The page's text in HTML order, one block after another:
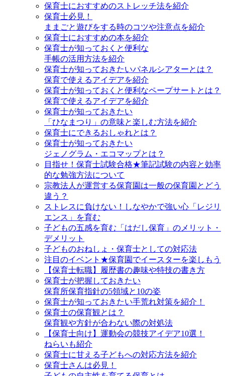
保育士におすすめのストレッチ法を紹介
保育士必見！
ままごと遊びをする時のコツや注意点を紹介
保育士におすすめの本を紹介
保育士が知っておくと便利な
手帳の活用方法を紹介
保育士が知っておきたいパネルシアターとは？
保育で使えるアイデアを紹介
保育士が知っておくと便利なペープサートとは？
保育で使えるアイデアを紹介
保育士が知っておきたい
「ひなまつり」の意味と楽しむ方法を紹介
保育士にできるおしゃれとは？
保育士が知っておきたい
ジェノグラム・エコマップとは？
目指せ！保育士試験合格★筆記試験の内容と効率
的な勉強方法について
宗教法人が運営する保育園は一般の保育園とどう
違う？
ストレスに負けない！しなやかで強い心「レジリ
エンス」を育む
子どもの五感を育む「はだし保育」のメリット・
デメリット
子どものおねしょ・保育士としての対応法
注目のイベント★保育園でイースターを楽しもう
【保育士転職】履歴書の趣味や特技の書き方
保育士が把握しておきたい
保育所保育指針の5領域と10の姿
保育士が知っておきたい手荒れ対策を紹介！
保育士の保育観とは？
保育観や方針が合わない際の対処法
【保育士向け】運動会の競技アイデア10選！
ねらいも紹介
保育士に甘える子どもへの対応方法を紹介
保育士さんは必見！